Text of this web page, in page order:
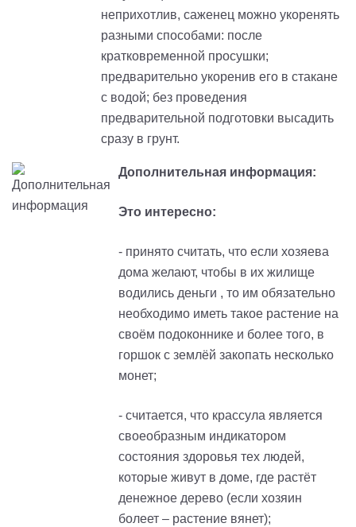
неприхотлив, саженец можно укоренять
разными способами: после
кратковременной просушки;
предварительно укоренив его в стакане
с водой; без проведения
предварительной подготовки высадить
сразу в грунт.
Дополнительная информация:
Это интересно:
- принято считать, что если хозяева
дома желают, чтобы в их жилище
водились деньги , то им обязательно
необходимо иметь такое растение на
своём подоконнике и более того, в
горшок с землёй закопать несколько
монет;
- считается, что крассула является
своеобразным индикатором
состояния здоровья тех людей,
которые живут в доме, где растёт
денежное дерево (если хозяин
болеет – растение вянет);